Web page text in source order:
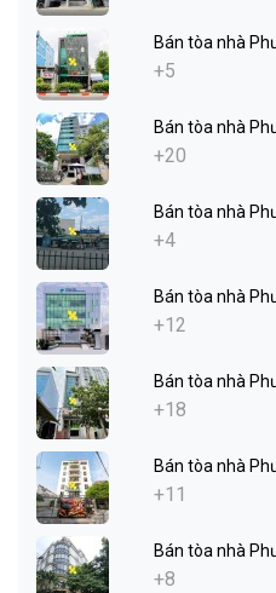
Bán tòa nhà
+5
Bán tòa nhà
+20
Bán tòa nhà
+4
Bán tòa nhà
+12
Bán tòa nhà
+18
Bán tòa nhà
+11
Bán tòa nhà
+8